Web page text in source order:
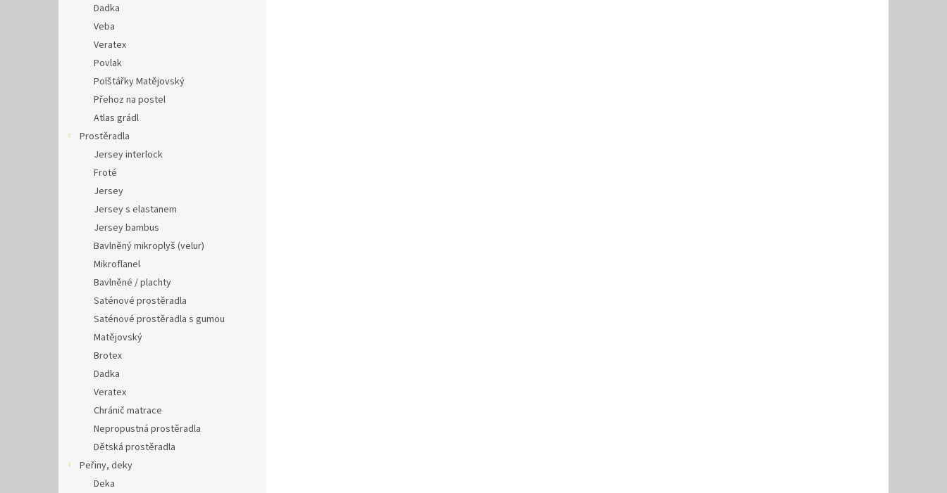
Dadka
Veba
Veratex
Povlak
Polštářky Matějovský
Přehoz na postel
Atlas grádl
Prostěradla
Jersey interlock
Froté
Jersey
Jersey s elastanem
Jersey bambus
Bavlněný mikroplyš (velur)
Mikroflanel
Bavlněné / plachty
Saténové prostěradla
Saténové prostěradla s gumou
Matějovský
Brotex
Dadka
Veratex
Chránič matrace
Nepropustná prostěradla
Dětská prostěradla
Peřiny, deky
Deka